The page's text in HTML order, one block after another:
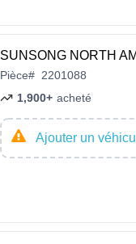
SUNSONG NORTH
Pièce# 2201088
1,900+ acheté
Ajouter un